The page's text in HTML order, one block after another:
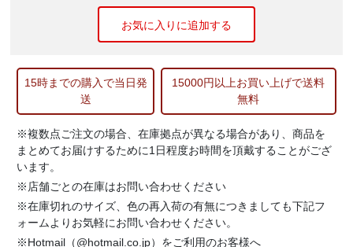
お気に入りに追加する
15時までの購入で当日発
送
15000円以上お買い上げで送料
無料
※複数点ご注文の場合、在庫拠点が異なる場合があり、商品を
まとめてお届けするために1日程度お時間を頂戴することがござ
います。
※店舗ごとの在庫はお問い合わせください
※在庫切れのサイズ、色の再入荷の有無につきましても下記フ
ォームよりお気軽にお問い合わせください。
※Hotmail（@hotmail.co.jp）をご利用のお客様へ